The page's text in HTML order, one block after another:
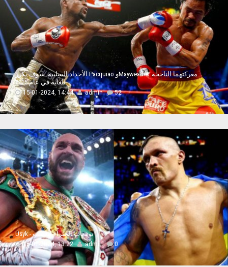
الأجداد السلبية. سوف يكرر Pacquiao وMayweather معركتهما الناجحة
للغاية في عام 2015
15-01-2024, 14:44 admin 52
Usyk - توقعات الخبراء الغضب
15-01-2024, 13:22 admin 0